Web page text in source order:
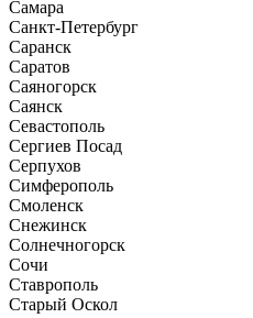
Самара
Санкт-Петербург
Саранск
Саратов
Саяногорск
Саянск
Севастополь
Сергиев Посад
Серпухов
Симферополь
Смоленск
Снежинск
Солнечногорск
Сочи
Ставрополь
Старый Оскол